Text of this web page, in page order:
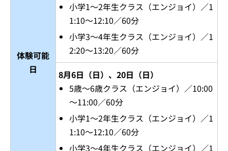
体験可能
日
小学1～2年生クラス（エンジョイ）／1
1:10～12:10／60分
小学3～4年生クラス（エンジョイ）／1
2:20～13:20／60分
8月6日（日）、20日（日）
5歳～6歳クラス（エンジョイ）／10:00
～11:00／60分
小学1～2年生クラス（エンジョイ）／1
1:10～12:10／60分
小学3～4年生クラス（エンジョイ）／1